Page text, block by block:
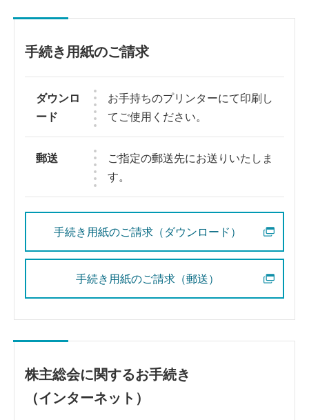
手続き用紙のご請求
ダウンロ
ード
お手持ちのプリンターにて印刷し
てご使用ください。
郵送
ご指定の郵送先にお送りいたしま
す。
手続き用紙のご請求（ダウンロード）
手続き用紙のご請求（郵送）
株主総会に関するお手続き
（インターネット）